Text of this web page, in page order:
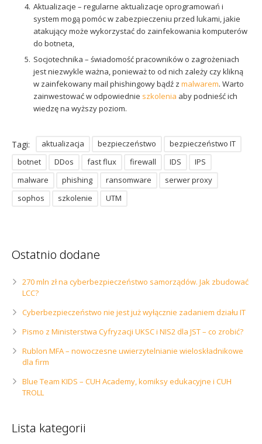
Aktualizacje – regularne aktualizacje oprogramowań i
system mogą pomóc w zabezpieczeniu przed lukami, jakie
atakujący może wykorzystać do zainfekowania komputerów
do botneta,
Socjotechnika – świadomość pracowników o zagrożeniach
jest niezwykle ważna, ponieważ to od nich zależy czy klikną
w zainfekowany mail phishingowy bądź z malwarem. Warto
zainwestować w odpowiednie szkolenia aby podnieść ich
wiedzę na wyższy poziom.
Tagi: aktualizacja bezpieczeństwo
bezpieczeństwo IT
botnet
DDos fast flux firewall IDS
IPS
malware
phishing ransomware
serwer proxy
sophos
szkolenie UTM
Ostatnio dodane
270 mln zł na cyberbezpieczeństwo samorządów. Jak zbudować
LCC?
Cyberbezpieczeństwo nie jest już wyłącznie zadaniem działu IT
Pismo z Ministerstwa Cyfryzacji UKSC i NIS2 dla JST – co zrobić?
Rublon MFA – nowoczesne uwierzytelnianie wieloskładnikowe
dla firm
Blue Team KIDS – CUH Academy, komiksy edukacyjne i CUH
TROLL
Lista kategorii